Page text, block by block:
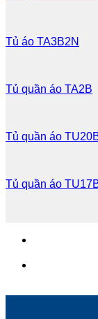
Tủ áo TA3B2N
Tủ quần áo TA2B
Tủ quần áo
Tủ quần áo